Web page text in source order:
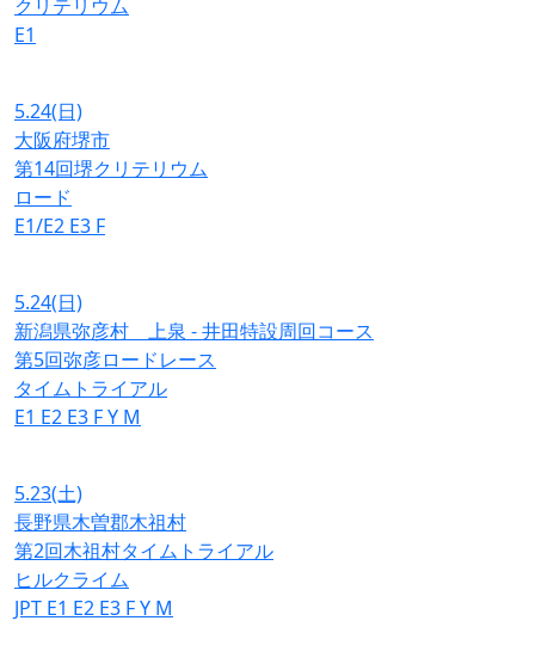
クリテリウム
E1
5.24(日)
大阪府堺市
第14回堺クリテリウム
ロード
E1/E2 E3 F
5.24(日)
新潟県弥彦村 上泉 - 井田特設周回コース
第5回弥彦ロードレース
タイムトライアル
E1 E2 E3 FY M
5.23(土)
長野県木曽郡木祖村
第2回木祖村タイムトライアル
ヒルクライム
JPT E1 E2 E3 FY M